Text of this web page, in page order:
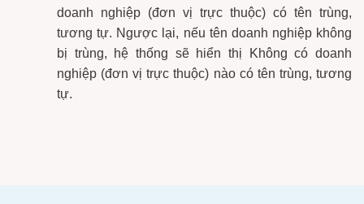
doanh nghiệp (đơn vị trực thuộc) có tên trùng,
tương tự. Ngược lại, nếu tên doanh nghiệp không
bị trùng, hệ thống sẽ hiển thị
Không có doanh
nghiệp (đơn vị trực thuộc) nào có tên trùng, tương
tự.